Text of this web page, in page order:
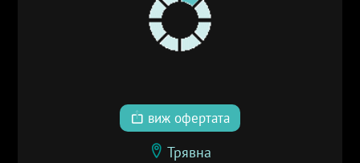
виж офертата
Трявна